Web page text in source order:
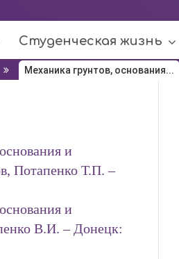
Студенческая жизнь
Механика грунтов, основания...
и
Потапенко Т.П. –
и
В.И. – Донецк: